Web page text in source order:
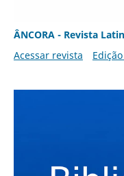
ÂNCORA - Revista
Acessar revista